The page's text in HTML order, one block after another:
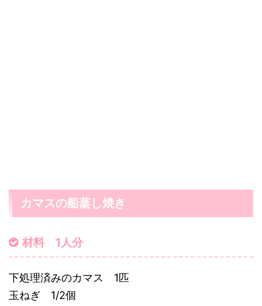
カマスの船蒸し焼き
材料 1人分
下処理済みのカマス 1匹
玉ねぎ 1/2個